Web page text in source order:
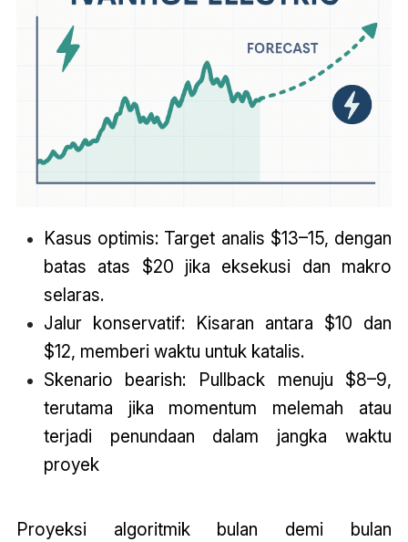
Kasus optimis: Target analis $13–15, dengan
batas atas $20 jika eksekusi dan makro
selaras.
Jalur konservatif: Kisaran antara $10 dan
$12, memberi waktu untuk katalis.
Skenario bearish: Pullback menuju $8–9,
terutama jika momentum melemah atau
terjadi penundaan dalam jangka waktu
proyek
Proyeksi algoritmik bulan demi bulan